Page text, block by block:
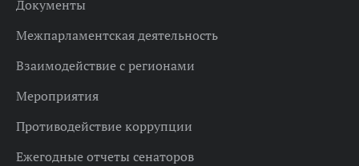
Документы
Межпарламентская деятельность
Взаимодействие с регионами
Мероприятия
Противодействие коррупции
Ежегодные отчеты сенаторов